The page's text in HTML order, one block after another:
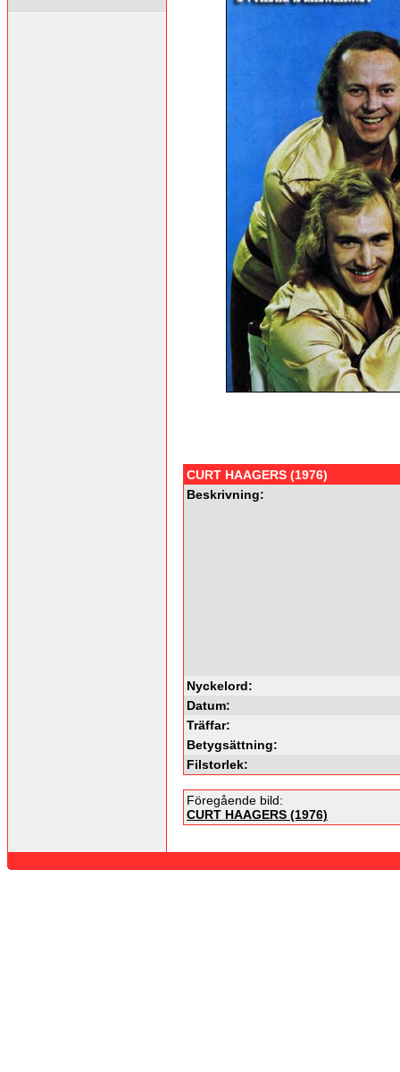
CURT HAAGERS (1976)
Beskrivning:
Nyckelord:
Datum:
Träffar:
Betygsättning:
Filstorlek:
Föregående bild:
CURT HAAGERS (1976)